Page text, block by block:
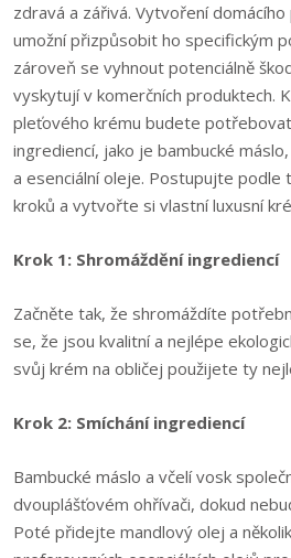
zdravá a zářivá. Vytvoření
umožní přizpůsobit ho specifickým
zároveň se vyhnout potenciálně
vyskytují v komerčních produktech.
pleťového krému budete potřebovat
ingrediencí, jako je bambucké
a esenciální oleje. Postupujte podle
kroků a vytvořte si vlastní luxusní
Krok 1: Shromáždění ingrediencí
Začněte tak, že shromáždíte
se, že jsou kvalitní a nejlépe
svůj krém na obličej použijete ty
Krok 2: Smíchání ingrediencí
Bambucké máslo a včelí vosk
dvouplášťovém ohřívači, dokud
Poté přidejte mandlový olej a